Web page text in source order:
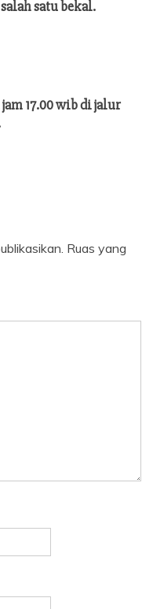
satu bekal.
17.00 wib di jalur
Ruas yang